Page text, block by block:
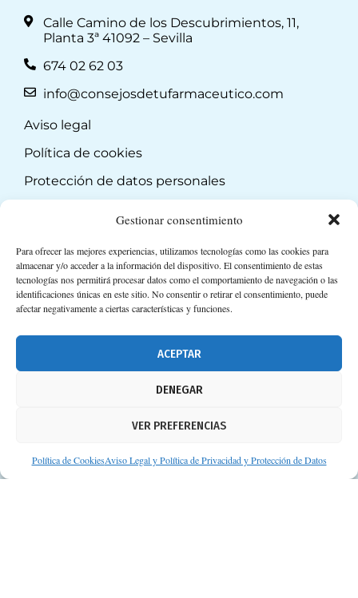
Gestionar consentimiento
Para ofrecer las mejores experiencias, utilizamos tecnologías como las cookies para
almacenar y/o acceder a la información del dispositivo. El consentimiento de estas
tecnologías nos permitirá procesar datos como el comportamiento de navegación o las
identificaciones únicas en este sitio. No consentir o retirar el consentimiento, puede
afectar negativamente a ciertas características y funciones.
ACEPTAR
DENEGAR
VER PREFERENCIAS
Política de CookiesAviso Legal y Política de Privacidad y Protección de Datos
Calle Camino de los Descubrimientos, 11,
Planta 3ª 41092 – Sevilla
674 02 62 03
info@consejosdetufarmaceutico.com
Aviso legal
Política de cookies
Protección de datos personales